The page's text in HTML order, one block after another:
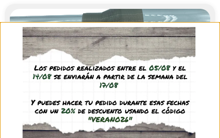
Conector para mudanzas entre tubos de ensayo
1,45€ (IVA incl.)
Ver producto